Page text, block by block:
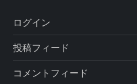
ログイン
投稿フィード
コメントフィード